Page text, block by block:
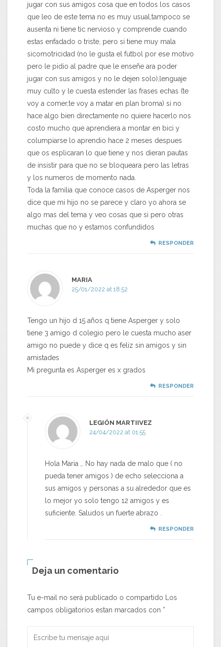
jugar con sus amigos cosa que en todos los casos
que leo de este tema no es muy usual,tampoco se
ausenta ni tiene tic nervioso y comprende cuando
estas enfadado o triste, pero si tiene muy mala
sicomotricidad (no le gusta el futbol por ese motivo
pero le pidio al padre que le enseñe ara poder
jugar con sus amigos y no le dejen solo),lenguaje
muy culto y le cuesta estender las frases echas (te
voy a comer,te voy a matar en plan broma) si no
hace algo bien directamente no quiere hacerlo nos
costo mucho que aprendiera a montar en bici y
columpiarse lo aprendio hace 2 meses despues
que os esplicaran lo que tiene y nos dieran pautas
de insistir para que no se bloqueara pero las letras
y los numeros de momento nada.
Toda la familia que conoce casos de Asperger nos
dice que mi hijo no se parece y claro yo ahora se
algo mas del tema y veo cosas que si pero otras
muchas que no y estamos confundidos
RESPONDER
MARIA
25/01/2022 at 18:52
Tengo un hijo d 15 años q tiene Asperger y solo
tiene 3 amigo d colegio pero le cuesta mucho aser
amigo no puede y dice q es feliz sin amigos y sin
amistades
Mi pregunta es Asperger es x grados
RESPONDER
LEGIÓN MARTIIVEZ
24/04/2022 at 01:55
Hola Maria ,. No hay nada de malo que ( no
pueda tener amigos ) de echo selecciona a
sus amigos y personas a su alrededor que es
lo mejor yo solo tengo 12 amigos y es
suficiente. Saludos un fuerte abrazo .
RESPONDER
Deja un comentario
Tu e-mail no será publicado o compartido Los
campos obligatorios estan marcados con *